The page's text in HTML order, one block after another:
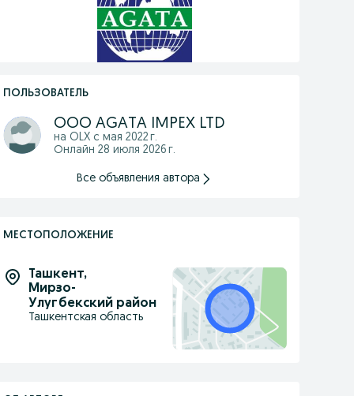
ПОЛЬЗОВАТЕЛЬ
OOO AGATA IMPEX LTD
на OLX с мая 2022 г.
Онлайн 28 июля 2026 г.
Все объявления автора
МЕСТОПОЛОЖЕНИЕ
Ташкент,
Мирзо-
Улугбекский район
Ташкентская область